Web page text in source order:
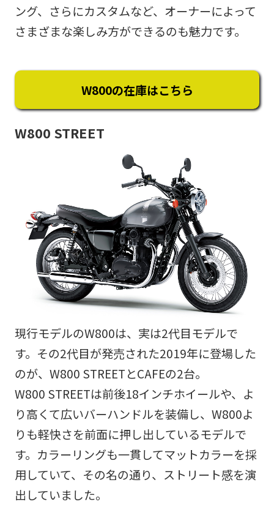
ング、さらにカスタムなど、オーナーによって
さまざまな楽しみ方ができるのも魅力です。
W800の在庫はこちら
W800 STREET
現行モデルのW800は、実は2代目モデルで
す。その2代目が発売された2019年に登場した
のが、W800 STREETとCAFEの2台。
W800 STREETは前後18インチホイールや、よ
り高くて広いバーハンドルを装備し、W800よ
りも軽快さを前面に押し出しているモデルで
す。カラーリングも一貫してマットカラーを採
用していて、その名の通り、ストリート感を演
出していました。